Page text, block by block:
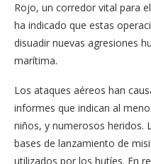
Rojo, un corredor vital para
ha indicado que estas
disuadir nuevas agresiones
marítima.
Los ataques aéreos han
informes que indican al
niños, y numerosos heridos.
bases de lanzamiento de
utilizados por los hutíes. En